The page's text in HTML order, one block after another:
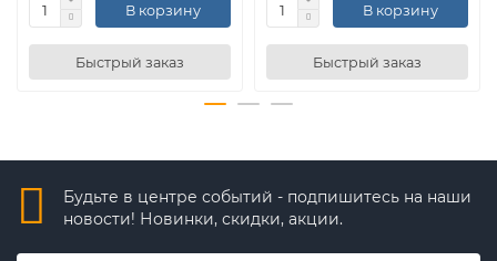
В корзину
Быстрый заказ
В корзину
Быстрый заказ
Будьте в центре событий - подпишитесь на наши
новости! Новинки, скидки, акции.